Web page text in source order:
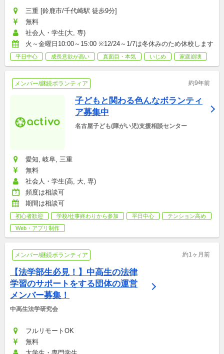
三重 [鈴鹿市/千代崎駅 徒歩9分]
無料
社会人・学生(大, 専)
火～金曜日10:00～15:00 ※12/24～1/7は冬休みのため休校します
平日中心 成長意欲が高い 真面目・本気 いじめ 家庭崩壊
メンバー/継続ボランティア 約9年前
子どもと関わる色んなボランティ
ア募集中
名古屋子ども(障がい児)支援相談センター
愛知, 岐阜, 三重
無料
社会人・学生(高, 大, 専)
頻度は相談可
期間は相談可
初心者歓迎 学校/仕事終わりから参加 平日中心
テンション高め
Web・アプリ制作
メンバー/継続ボランティア 約1ヶ月前
【法学部生必見！】中高生の法律
学習のサポートをする団体の運営
メンバー募集！
中高生法学研究会
フルリモートOK
無料